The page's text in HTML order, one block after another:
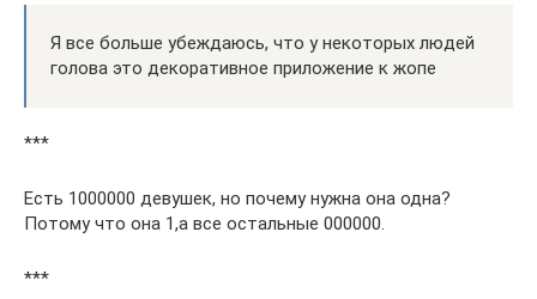
Я все больше убеждаюсь, что у некоторых людей
голова это декоративное приложение к жопе
***
Есть 1000000 девушек, но почему нужна она одна?
Потому что она 1,а все остальные 000000.
***